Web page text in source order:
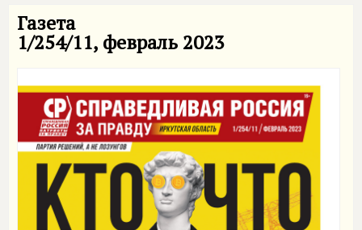
Газета
1/254/11, февраль 2023